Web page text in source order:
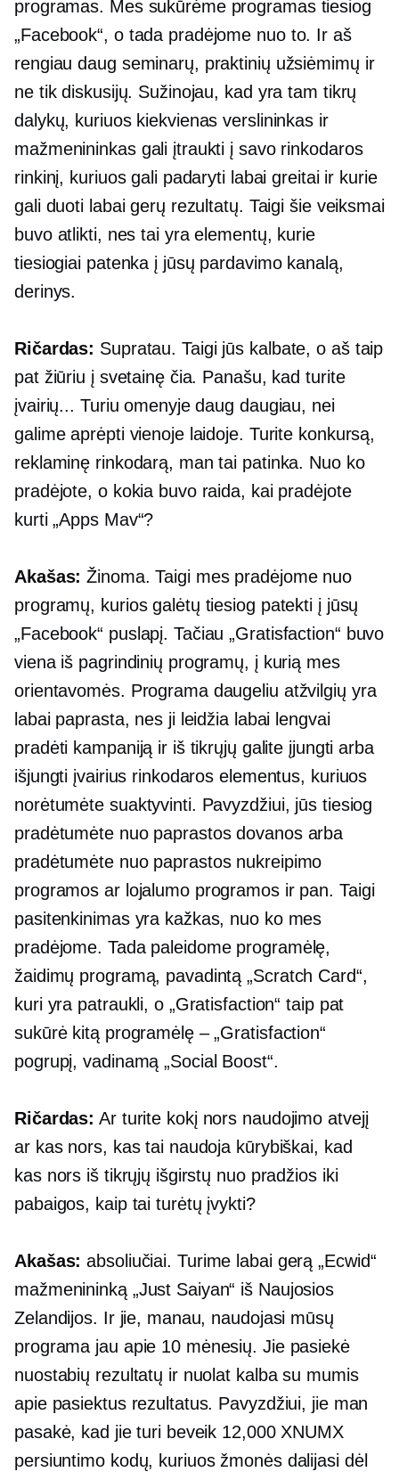
programas. Mes sukūrėme programas tiesiog
„Facebook“, o tada pradėjome nuo to. Ir aš
rengiau daug seminarų, praktinių užsiėmimų ir
ne tik diskusijų. Sužinojau, kad yra tam tikrų
dalykų, kuriuos kiekvienas verslininkas ir
mažmenininkas gali įtraukti į savo rinkodaros
rinkinį, kuriuos gali padaryti labai greitai ir kurie
gali duoti labai gerų rezultatų. Taigi šie veiksmai
buvo atlikti, nes tai yra elementų, kurie
tiesiogiai patenka į jūsų pardavimo kanalą,
derinys.
Ričardas: Supratau. Taigi jūs kalbate, o aš taip
pat žiūriu į svetainę čia. Panašu, kad turite
įvairių... Turiu omenyje daug daugiau, nei
galime aprėpti vienoje laidoje. Turite konkursą,
reklaminę rinkodarą, man tai patinka. Nuo ko
pradėjote, o kokia buvo raida, kai pradėjote
kurti „Apps Mav“?
Akašas: Žinoma. Taigi mes pradėjome nuo
programų, kurios galėtų tiesiog patekti į jūsų
„Facebook“ puslapį. Tačiau „Gratisfaction“ buvo
viena iš pagrindinių programų, į kurią mes
orientavomės. Programa daugeliu atžvilgių yra
labai paprasta, nes ji leidžia labai lengvai
pradėti kampaniją ir iš tikrųjų galite įjungti arba
išjungti įvairius rinkodaros elementus, kuriuos
norėtumėte suaktyvinti. Pavyzdžiui, jūs tiesiog
pradėtumėte nuo paprastos dovanos arba
pradėtumėte nuo paprastos nukreipimo
programos ar lojalumo programos ir pan. Taigi
pasitenkinimas yra kažkas, nuo ko mes
pradėjome. Tada paleidome programėlę,
žaidimų programą, pavadintą „Scratch Card“,
kuri yra patraukli, o „Gratisfaction“ taip pat
sukūrė kitą programėlę – „Gratisfaction“
pogrupį, vadinamą „Social Boost“.
Ričardas: Ar turite kokį nors naudojimo atvejį
ar kas nors, kas tai naudoja kūrybiškai, kad
kas nors iš tikrųjų išgirstų nuo pradžios iki
pabaigos, kaip tai turėtų įvykti?
Akašas: absoliučiai. Turime labai gerą „Ecwid“
mažmenininką „Just Saiyan“ iš Naujosios
Zelandijos. Ir jie, manau, naudojasi mūsų
programa jau apie 10 mėnesių. Jie pasiekė
nuostabių rezultatų ir nuolat kalba su mumis
apie pasiektus rezultatus. Pavyzdžiui, jie man
pasakė, kad jie turi beveik 12,000 XNUMX
persiuntimo kodų, kuriuos žmonės dalijasi dėl